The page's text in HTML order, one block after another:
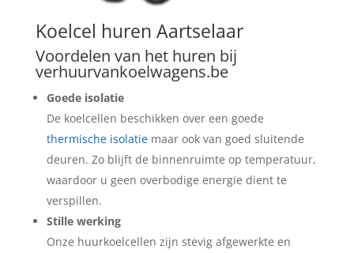
Koelcel huren Aartselaar
Voordelen van het huren bij
verhuurvankoelwagens.be
Goede isolatie
De koelcellen beschikken over een goede
thermische isolatiemaar ook van goed sluitende
deuren. Zo blijft de binnenruimte op temperatuur,
waardoor u geen overbodige energie dient te
verspillen.
Stille werking
Onze huurkoelcellen zijn stevig afgewerkte en